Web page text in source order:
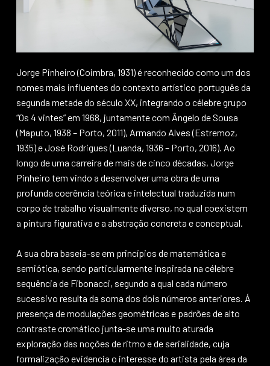
Jorge Pinheiro (Coimbra, 1931) é reconhecido como um dos
nomes mais influentes do contexto artístico português da
segunda metade do século XX, integrando o célebre grupo
“Os 4 vintes” em 1968, juntamente com Ângelo de Sousa
(Maputo, 1938 – Porto, 2011), Armando Alves (Estremoz,
1935) e José Rodrigues (Luanda, 1936 – Porto, 2016). Ao
longo de uma carreira de mais de cinco décadas, Jorge
Pinheiro tem vindo a desenvolver uma obra de uma
profunda coerência teórica e intelectual traduzida num
corpo de trabalho visualmente diverso, no qual coexistem
a pintura figurativa e a abstração concreta e conceptual.
A sua obra baseia-se em princípios de matemática e
semiótica, sendo particularmente inspirada na célebre
sequência de Fibonacci, segundo a qual cada número
sucessivo resulta da soma dos dois números anteriores. Á
presença de modulações geométricas e padrões de alto
contraste cromático junta-se uma muito aturada
exploração das noções de ritmo e de serialidade, cuja
formalização evidencia o interesse do artista pela área da